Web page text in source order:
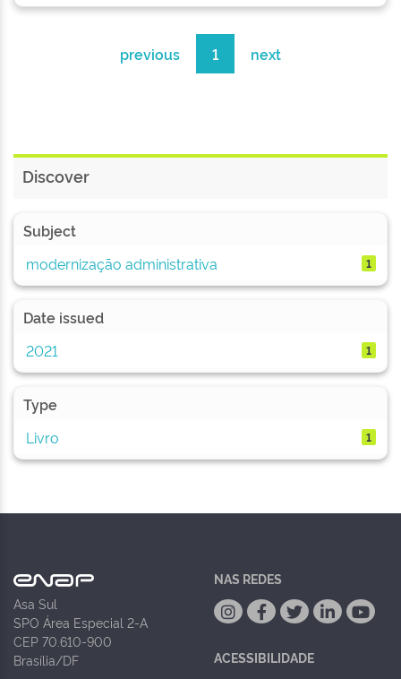
previous 1 next
Discover
Subject
modernização administrativa
1
Date issued
2021
1
Type
Livro
1
Asa Sul
SPO Área Especial 2-A
CEP 70.610-900
Brasília/DF
NAS REDES
ACESSIBILIDADE